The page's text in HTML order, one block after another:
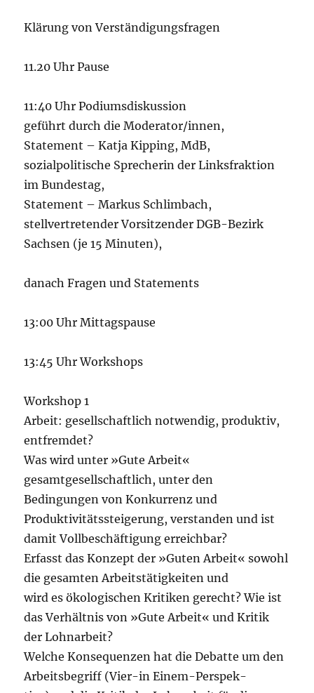
Klärung von Verständigungsfragen
11.20 Uhr Pause
11:40 Uhr Podiumsdiskussion
geführt durch die Moderator/innen,
Statement – Katja Kipping, MdB,
sozialpolitische Sprecherin der Linksfraktion
im Bundestag,
Statement – Markus Schlimbach,
stellvertretender Vorsitzender DGB-Bezirk
Sachsen (je 15 Minuten),
danach Fragen und Statements
13:00 Uhr Mittagspause
13:45 Uhr Workshops
Workshop 1
Arbeit: gesellschaftlich notwendig, produktiv,
entfremdet?
Was wird unter »Gute Arbeit«
gesamtgesellschaftlich, unter den
Bedingungen von Konkurrenz und
Produktivitätssteigerung, verstanden und ist
damit Vollbeschäftigung erreichbar?
Erfasst das Konzept der »Guten Arbeit« sowohl
die gesamten Arbeitstätigkeiten und
wird es ökologischen Kritiken gerecht? Wie ist
das Verhältnis von »Gute Arbeit« und Kritik
der Lohnarbeit?
Welche Konsequenzen hat die Debatte um den
Arbeitsbegriff (Vier-in Einem-Perspek-